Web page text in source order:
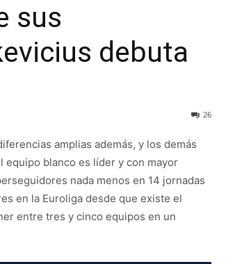
sus
debuta
26
amplias además, y los demás
equipo blanco es líder y con mayor
nada menos en 14 jornadas
en la Euroliga desde que existe el
entre tres y cinco equipos en un